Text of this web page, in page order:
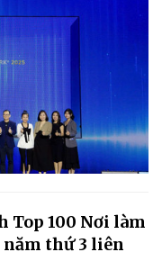
Top 100 Nơi làm
năm thứ 3 liên